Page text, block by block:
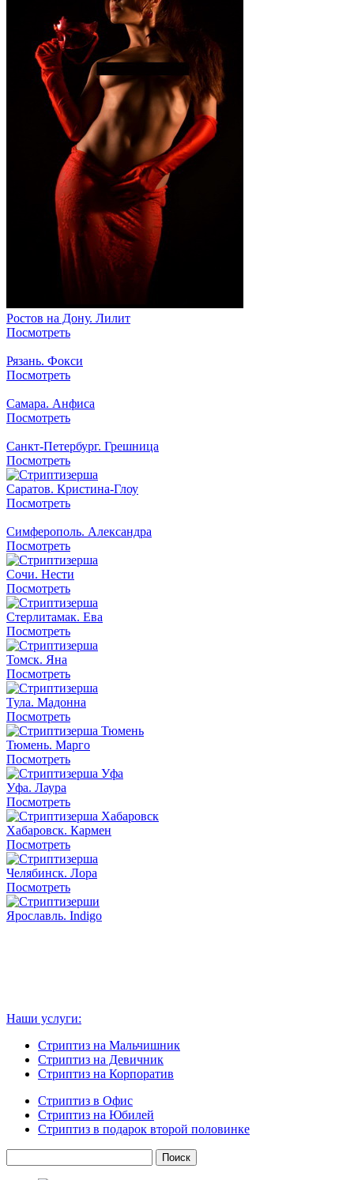
Ростов на Дону. Лилит
Посмотреть
Рязань. Фокси
Посмотреть
Самара. Анфиса
Посмотреть
Санкт-Петербург. Грешница
Посмотреть
Саратов. Кристина-Глоу
Посмотреть
Симферополь. Александра
Посмотреть
Сочи. Нести
Посмотреть
Стерлитамак. Ева
Посмотреть
Томск. Яна
Посмотреть
Тула. Мадонна
Посмотреть
Тюмень. Марго
Посмотреть
Уфа. Лаура
Посмотреть
Хабаровск. Кармен
Посмотреть
Челябинск. Лора
Посмотреть
Ярославль. Indigo
Наши услуги:
Стриптиз на Мальчишник
Стриптиз на Девичник
Стриптиз на Корпоратив
Стриптиз в Офис
Стриптиз на Юбилей
Стриптиз в подарок второй половинке